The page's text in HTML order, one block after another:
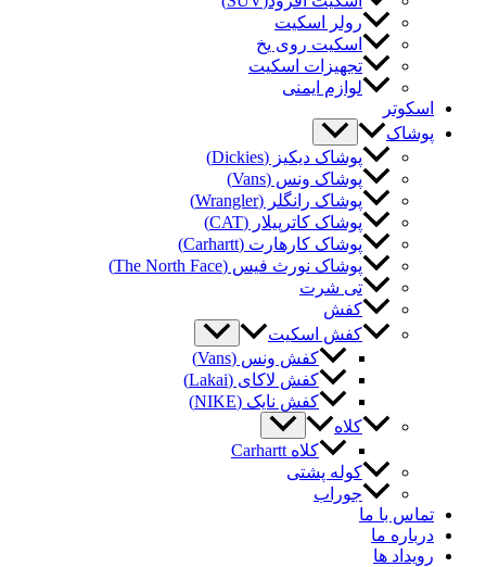
رولر اسکیت
اسکیت روی یخ
تجهیزات اسکیت
لوازم ایمنی
پوشاک دیکیز (Dickies)
پوشاک ونس (Vans)
پوشاک رانگلر (Wrangler)
پوشاک کاترپیلار (CAT)
پوشاک کارهارت (Carhartt)
پوشاک نورث فیس (The North Face)
تی شرت
کفش
کفش اسکیت
کفش ونس (Vans)
کفش لاکای (Lakai)
کفش نایک (NIKE)
کلاه
کلاه Carhartt
کوله پشتی
جوراب
با ما
ما
ها